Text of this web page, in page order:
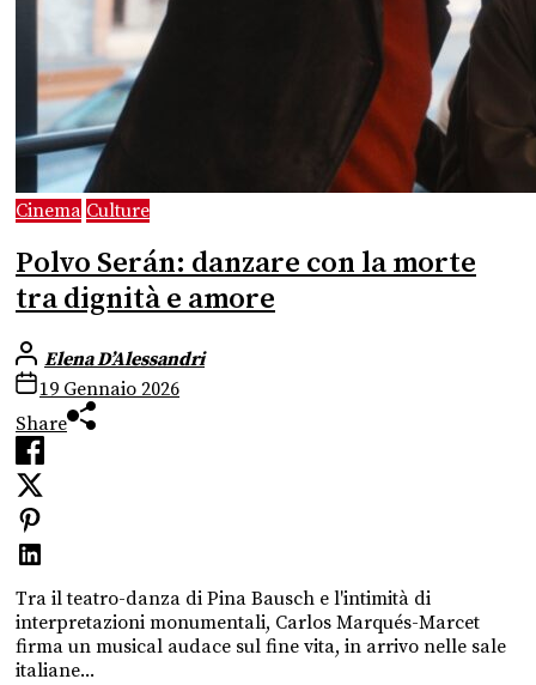
Cinema Culture
Polvo Serán: danzare con la morte
tra dignità e amore
Elena D’Alessandri
19 Gennaio 2026
Share
Tra il teatro-danza di Pina Bausch e l'intimità di
interpretazioni monumentali, Carlos Marqués-Marcet
firma un musical audace sul fine vita, in arrivo nelle sale
italiane...